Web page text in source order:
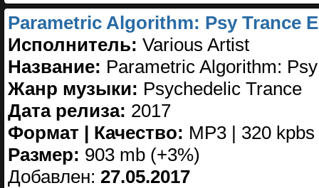
Parametric Algorithm: Psy Trance
Исполнитель: Various Artist
Название: Parametric Algorithm:
Жанр музыки: Psychedelic Trance
Дата релиза: 2017
Формат | Качество: MP3 | 320 kpbs
Размер: 903 mb (+3%)
Добавлен: 27.05.2017